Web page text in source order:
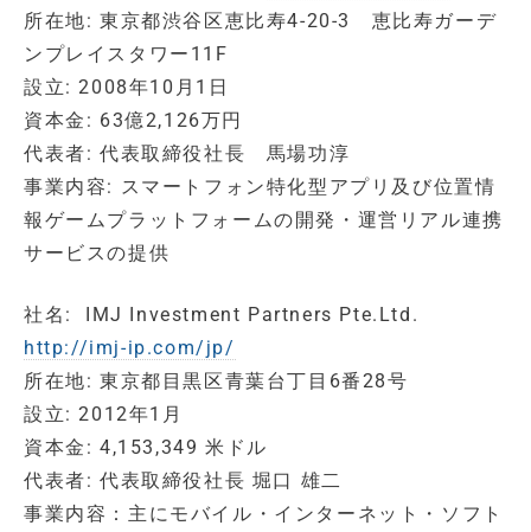
所在地: 東京都渋谷区恵比寿4-20-3 恵比寿ガーデ
ンプレイスタワー11F
設立: 2008年10月1日
資本金: 63億2,126万円
代表者: 代表取締役社長 馬場功淳
事業内容: スマートフォン特化型アプリ及び位置情
報ゲームプラットフォームの開発・運営リアル連携
サービスの提供
社名: IMJ Investment Partners Pte.Ltd.
http://imj-ip.com/jp/
所在地: 東京都目黒区青葉台丁目6番28号
設立: 2012年1月
資本金: 4,153,349 米ドル
代表者: 代表取締役社長 堀口 雄二
事業内容：主にモバイル・インターネット・ソフト